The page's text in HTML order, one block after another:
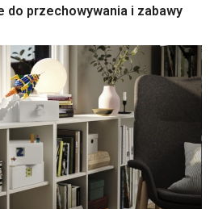
do przechowywania i zabawy